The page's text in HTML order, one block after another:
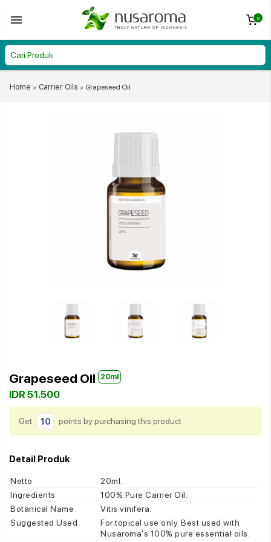
0
Home Carrier Oils Grapeseed Oil
Grapeseed Oil 20ml
IDR 51.500
Get 10 points by purchasing this product
Detail Produk
Netto
20ml.
Ingredients
100% Pure Carrier Oil.
Botanical Name
Vitis vinifera.
Suggested Used
For topical use only. Best used with
Nusaroma's 100% pure essential oils.